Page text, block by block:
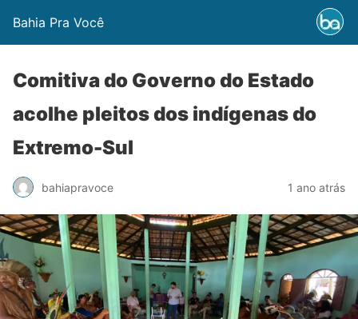
Bahia Pra Você
Comitiva do Governo do Estado
acolhe pleitos dos indígenas do
Extremo-Sul
bahiapravoce 1 ano atrás